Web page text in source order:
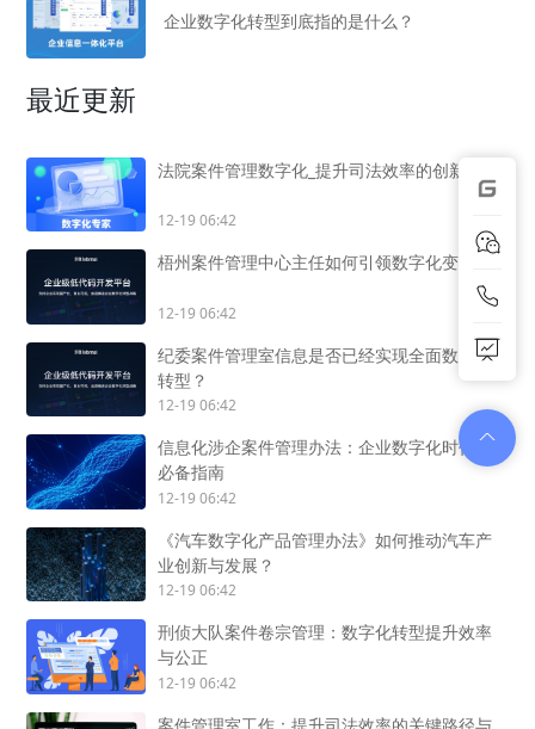
企业数字化转型到底指的是什么？
最近更新
法院案件管理数字化_提升司法效率的创新方案
12-19 06:42
梧州案件管理中心主任如何引领数字化变革？
12-19 06:42
纪委案件管理室信息是否已经实现全面数字化
转型？
12-19 06:42
信息化涉企案件管理办法：企业数字化时代的
必备指南
12-19 06:42
《汽车数字化产品管理办法》如何推动汽车产
业创新与发展？
12-19 06:42
刑侦大队案件卷宗管理：数字化转型提升效率
与公正
12-19 06:42